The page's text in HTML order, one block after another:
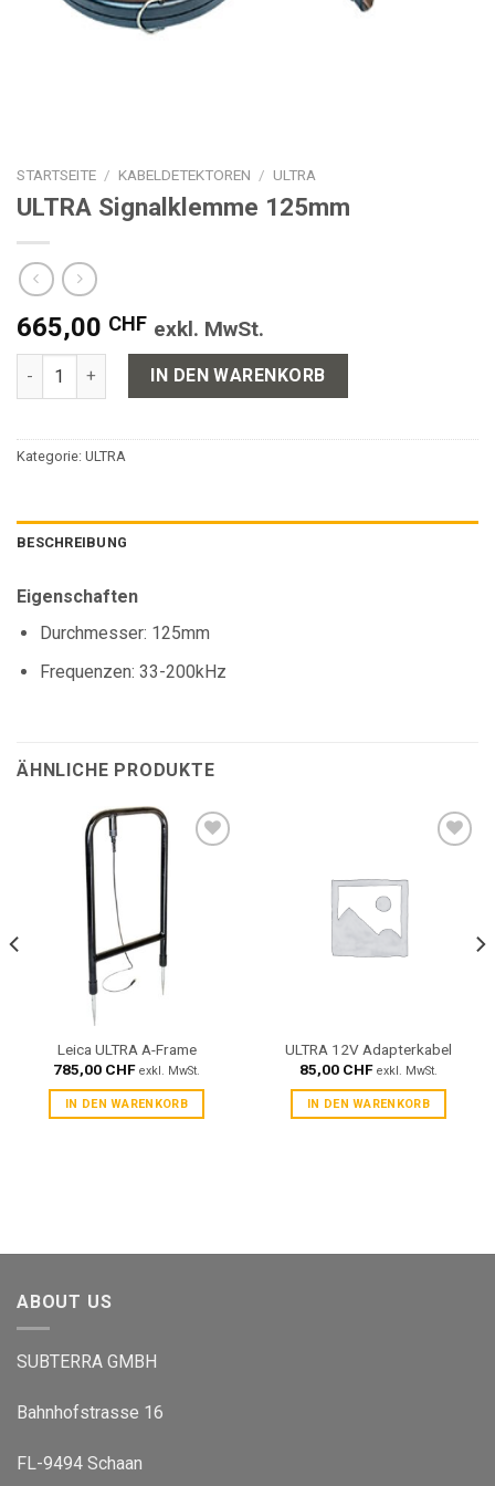
STARTSEITE / KABELDETEKTOREN / ULTRA
ULTRA Signalklemme 125mm
665,00 CHF exkl. MwSt.
ULTRA Signalklemme 125mm Menge
IN DEN WARENKORB
Kategorie: ULTRA
BESCHREIBUNG
Eigenschaften
Durchmesser: 125mm
Frequenzen: 33-200kHz
ÄHNLICHE PRODUKTE
Leica ULTRA A-Frame
785,00 CHF exkl. MwSt.
IN DEN WARENKORB
ULTRA 12V Adapterkabel
85,00 CHF exkl. MwSt.
IN DEN WARENKORB
ABOUT US
SUBTERRA GMBH
Bahnhofstrasse 16
FL-9494 Schaan